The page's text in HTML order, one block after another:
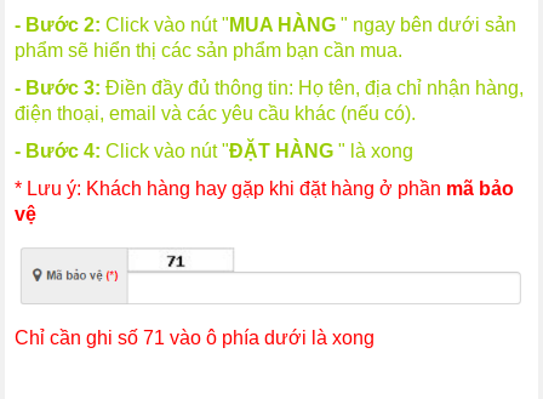
- Bước 2: Click vào nút " MUA HÀNG " ngay bên dưới sản
phẩm sẽ hiển thị các sản phẩm bạn cần mua.
- Bước 3:Điền đầy đủ thông tin: Họ tên, địa chỉ nhận hàng,
điện thoại, email và các yêu cầu khác (nếu có).
- Bước 4:Click vào nút "ĐẶT HÀNG " là xong
* Lưu ý: Khách hàng hay gặp khi đặt hàng ở phần mã bảo
vệ
Chỉ cần ghi số 71 vào ô phía dưới là xong